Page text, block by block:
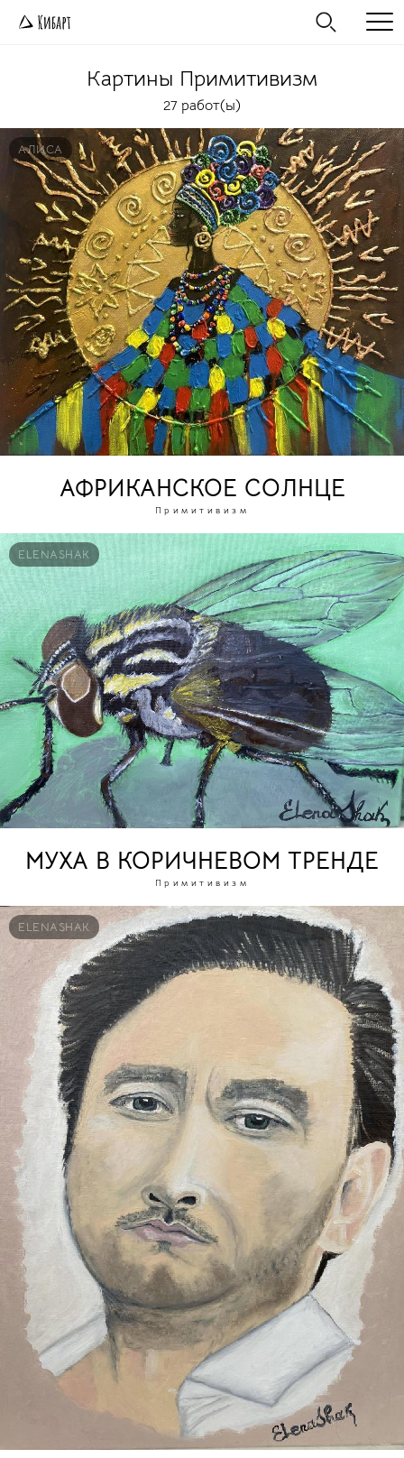
Картины Примитивизм
27 работ(ы)
АЛИСА
АФРИКАНСКОЕ СОЛНЦЕ
Примитивизм
ELENASHAK
МУХА В КОРИЧНЕВОМ ТРЕНДЕ
Примитивизм
ELENASHAK